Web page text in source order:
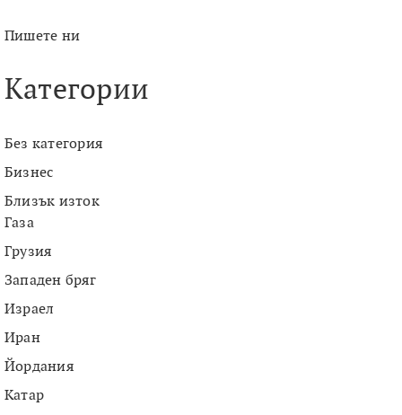
Пишете ни
Категории
Без категория
Бизнес
Близък изток
Газа
Грузия
Западен бряг
Израел
Иран
Йордания
Катар